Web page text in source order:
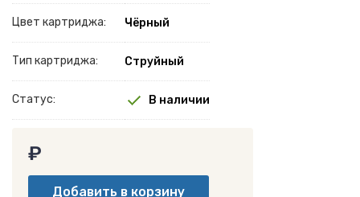
Цвет картриджа: Чёрный
Тип картриджа: Струйный
Статус: В наличии
₽